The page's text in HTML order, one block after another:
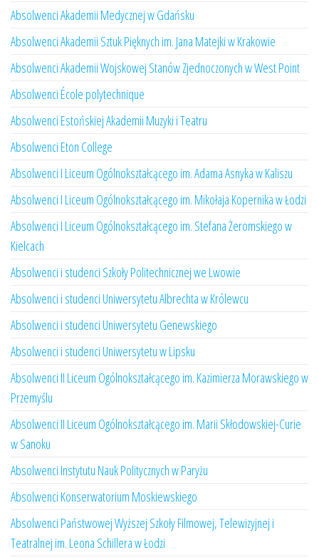
Absolwenci Akademii Medycznej w Gdańsku
Absolwenci Akademii Sztuk Pięknych im. Jana Matejki w Krakowie
Absolwenci Akademii Wojskowej Stanów Zjednoczonych w West Point
Absolwenci École polytechnique
Absolwenci Estońskiej Akademii Muzyki i Teatru
Absolwenci Eton College
Absolwenci I Liceum Ogólnokształcącego im. Adama Asnyka w Kaliszu
Absolwenci I Liceum Ogólnokształcącego im. Mikołaja Kopernika w Łodzi
Absolwenci I Liceum Ogólnokształcącego im. Stefana Żeromskiego w
Kielcach
Absolwenci i studenci Szkoły Politechnicznej we Lwowie
Absolwenci i studenci Uniwersytetu Albrechta w Królewcu
Absolwenci i studenci Uniwersytetu Genewskiego
Absolwenci i studenci Uniwersytetu w Lipsku
Absolwenci II Liceum Ogólnokształcącego im. Kazimierza Morawskiego w
Przemyślu
Absolwenci II Liceum Ogólnokształcącego im. Marii Skłodowskiej-Curie
w Sanoku
Absolwenci Instytutu Nauk Politycznych w Paryżu
Absolwenci Konserwatorium Moskiewskiego
Absolwenci Państwowej Wyższej Szkoły Filmowej, Telewizyjnej i
Teatralnej im. Leona Schillera w Łodzi